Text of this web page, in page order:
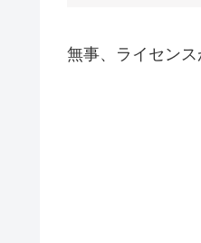
無事、ライセンス